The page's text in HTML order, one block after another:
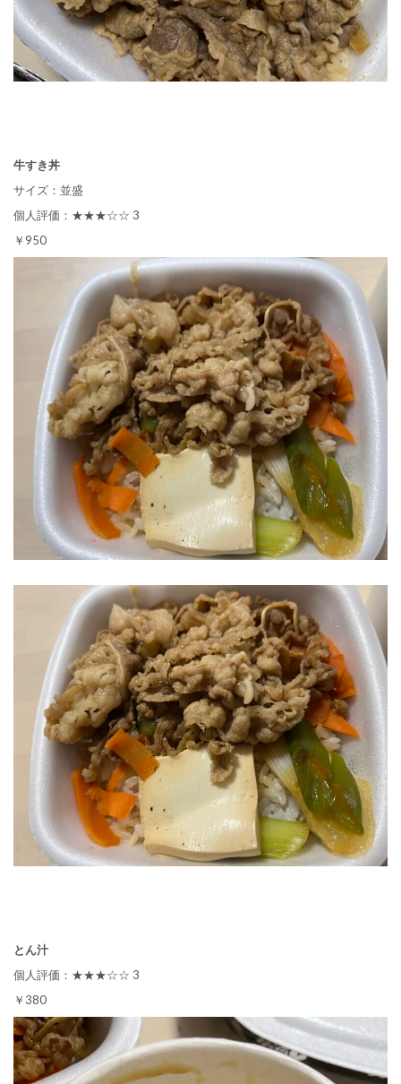
牛すき丼
サイズ：並盛
個人評価：★★★☆☆ 3
￥950
とん汁
個人評価：★★★☆☆ 3
￥380